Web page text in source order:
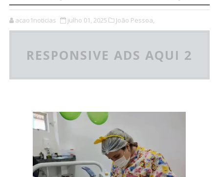
acao1noticias julho 01, 2025 João Pessoa,
RESPONSIVE ADS AQUI 2